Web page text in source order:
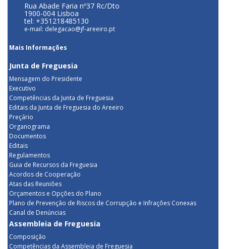
Rua Abade Faria nº37 Rc/Dto
1900-004 Lisboa
tel: +351218485130
e-mail: delegacao@jf-areeiro.pt
Mais Informações
Junta de Freguesia
Mensagem do Presidente
Executivo
Competências da Junta de Freguesia
Editais da Junta de Freguesia do Areeiro
Preçário
Organograma
Documentos
Editais
Regulamentos
Guia de Recursos da Freguesia
Acordos de Cooperação
Atas das Reuniões
Orçamentos e Opções do Plano
Plano de Prevenção de Riscos de Corrupção e Infrações Conexas
Canal de Denúncias
Assembleia de Freguesia
Composição
Competências da Assembleia de Freguesia